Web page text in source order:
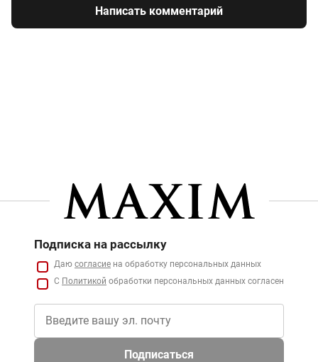
Написать комментарий
Подписка на рассылку
Даю согласие на обработку персональных данных
С Политикой обработки персональных данных согласен
Подписаться